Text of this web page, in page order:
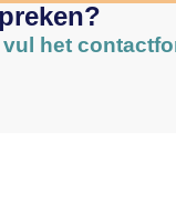
vul het